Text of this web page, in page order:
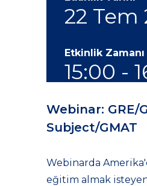
22 Tem
Etkinlik Zamanı
15:00 -
Webinar: GRE/
Subject/GMAT
Webinarda
eğitim almak